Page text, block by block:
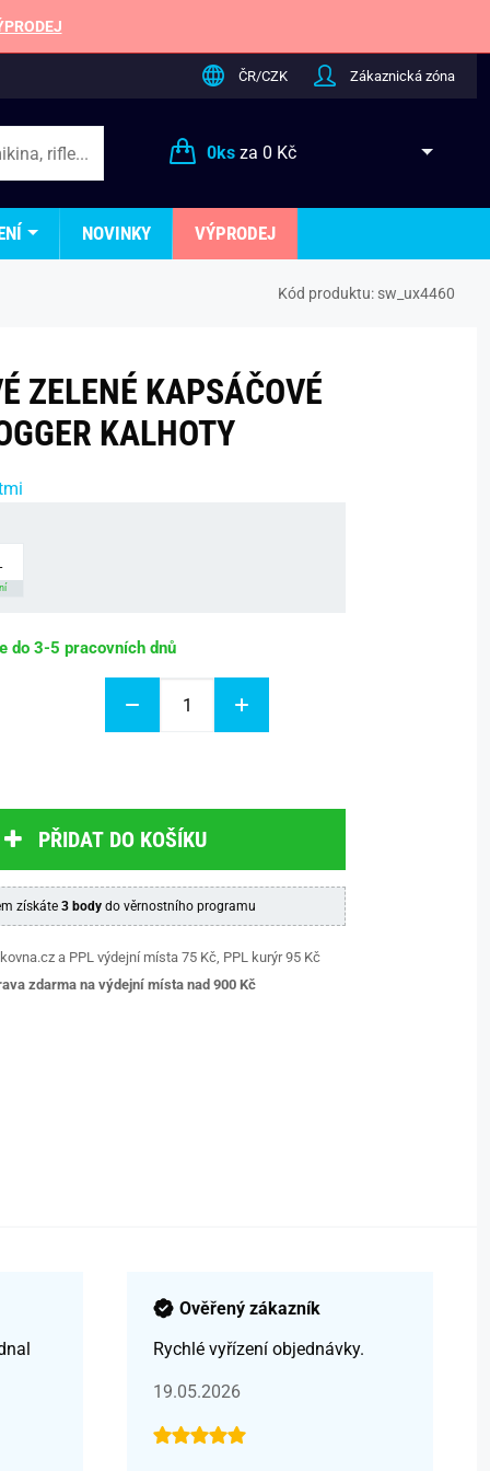
ČR/CZK Zákaznická zóna
0ksza 0 Kč
NOVINKY VÝPRODEJ
Kód produktu: sw_ux4460
ZELENÉ KAPSÁČOVÉ
KALHOTY
do 3-5 pracovních dnů
PŘIDAT DO KOŠÍKU
získáte 3 bodydo věrnostního programu
a PPL výdejní místa 75 Kč, PPL kurýr 95 Kč
zdarma na výdejní místa nad 900 Kč
Ověřený zákazník
Rychlé vyřízení objednávky.
19.05.2026